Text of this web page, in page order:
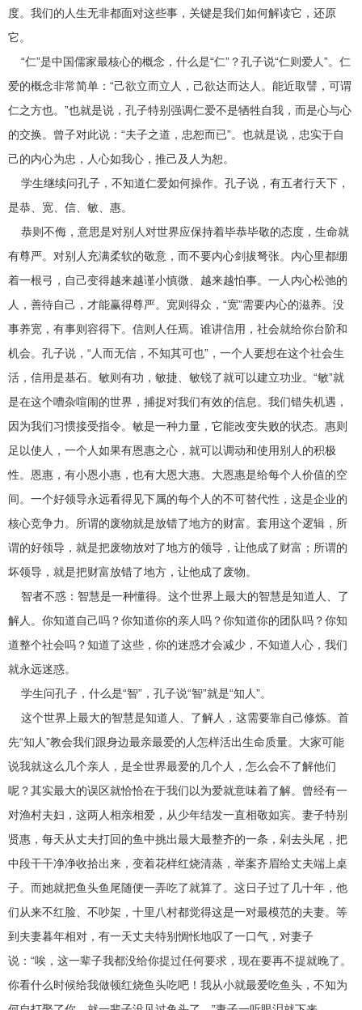
度。我们的人生无非都面对这些事，关键是我们如何解读它，还原
它。
“仁”是中国儒家最核心的概念，什么是“仁”？孔子说“仁则爱人”。仁
爱的概念非常简单：“己欲立而立人，己欲达而达人。能近取譬，可谓
仁之方也。”也就是说，孔子特别强调仁爱不是牺牲自我，而是心与心
的交换。曾子对此说：“夫子之道，忠恕而已”。也就是说，忠实于自
己的内心为忠，人心如我心，推己及人为恕。
学生继续问孔子，不知道仁爱如何操作。孔子说，有五者行天下，
是恭、宽、信、敏、惠。
恭则不侮，意思是对别人对世界应保持着毕恭毕敬的态度，生命就
有尊严。对别人充满柔软的敬意，而不要内心剑拔弩张。内心里都绷
着一根弓，自己变得越来越谨小慎微、越来越怕事。一人内心松弛的
人，善待自己，才能赢得尊严。宽则得众，“宽”需要内心的滋养。没
事养宽，有事则容得下。信则人任焉。谁讲信用，社会就给你台阶和
机会。孔子说，“人而无信，不知其可也”，一个人要想在这个社会生
活，信用是基石。敏则有功，敏捷、敏锐了就可以建立功业。“敏”就
是在这个嘈杂喧闹的世界，捕捉对我们有效的信息。我们错失机遇，
因为我们习惯接受指令。敏是一种力量，它能改变失败的状态。惠则
足以使人，一个人如果有恩惠之心，就可以调动和使用别人的积极
性。恩惠，有小恩小惠，也有大恩大惠。大恩惠是给每个人价值的空
间。一个好领导永远看得见下属的每个人的不可替代性，这是企业的
核心竞争力。所谓的废物就是放错了地方的财富。套用这个逻辑，所
谓的好领导，就是把废物放对了地方的领导，让他成了财富；所谓的
坏领导，就是把财富放错了地方，让他成了废物。
智者不惑：智慧是一种懂得。这个世界上最大的智慧是知道人、了
解人。你知道自己吗？你知道你的亲人吗？你知道你的团队吗？你知
道整个社会吗？知道了这些，你的迷惑才会减少，不知道人心，我们
就永远迷惑。
学生问孔子，什么是“智”，孔子说“智”就是“知人”。
这个世界上最大的智慧是知道人、了解人，这需要靠自己修炼。首
先“知人”教会我们跟身边最亲最爱的人怎样活出生命质量。大家可能
说我就这么几个亲人，是全世界最爱的几个人，怎么会不了解他们
呢？其实最大的误区就恰恰在于我们以为爱就意味着了解。曾经有一
对渔村夫妇，这两人相亲相爱，从少年结发一直相敬如宾。妻子特别
贤惠，每天从丈夫打回的鱼中挑出最大最整齐的一条，剁去头尾，把
中段干干净净收拾出来，变着花样红烧清蒸，举案齐眉给丈夫端上桌
子。而她就把鱼头鱼尾随便一弄吃了就算了。这日子过了几十年，他
们从来不红脸、不吵架，十里八村都觉得这是一对最模范的夫妻。等
到夫妻暮年相对，有一天丈夫特别惆怅地叹了一口气，对妻子
说：“唉，这一辈子我都没给你提过任何要求，现在要再不提就晚了。
你看什么时候给我做顿红烧鱼头吃吧！我从小就最爱吃鱼头，不知为